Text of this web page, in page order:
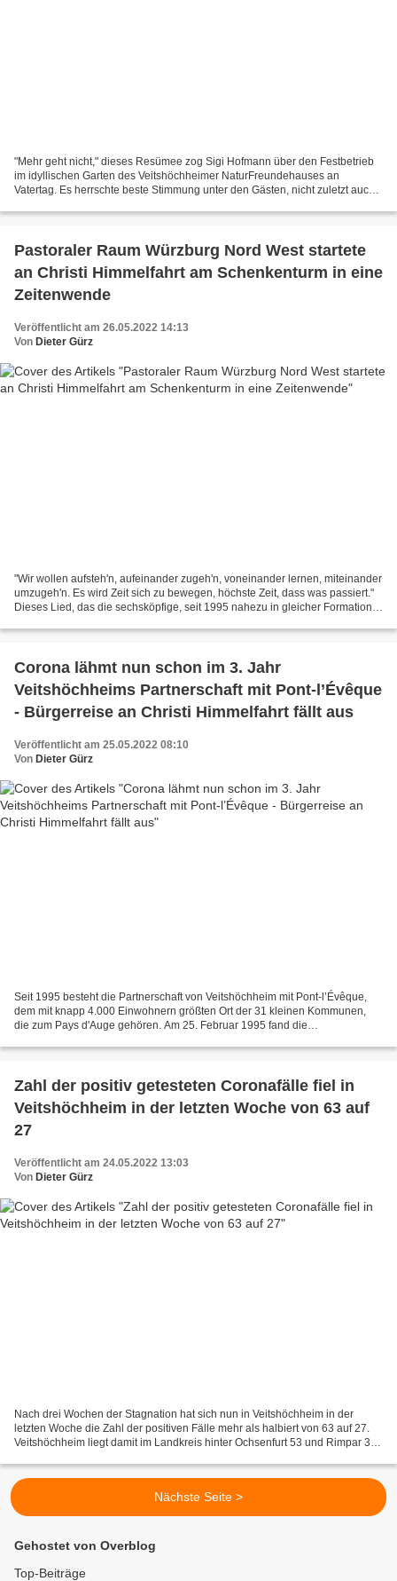
"Mehr geht nicht," dieses Resümee zog Sigi Hofmann über den Festbetrieb
im idyllischen Garten des Veitshöchheimer NaturFreundehauses an
Vatertag. Es herrschte beste Stimmung unter den Gästen, nicht zuletzt auch
Pastoraler Raum Würzburg Nord West startete
an Christi Himmelfahrt am Schenkenturm in eine
Zeitenwende
Veröffentlicht am 26.05.2022 14:13
Von Dieter Gürz
"Wir wollen aufsteh'n, aufeinander zugeh'n, voneinander lernen, miteinander
umzugeh'n. Es wird Zeit sich zu bewegen, höchste Zeit, dass was passiert."
Dieses Lied, das die sechsköpfige, seit 1995 nahezu in gleicher Formation
Corona lähmt nun schon im 3. Jahr
Veitshöchheims Partnerschaft mit Pont-l’Évêque
- Bürgerreise an Christi Himmelfahrt fällt aus
Veröffentlicht am 25.05.2022 08:10
Von Dieter Gürz
Seit 1995 besteht die Partnerschaft von Veitshöchheim mit Pont-l’Évêque,
dem mit knapp 4.000 Einwohnern größten Ort der 31 kleinen Kommunen,
die zum Pays d'Auge gehören. Am 25. Februar 1995 fand die
Zahl der positiv getesteten Coronafälle fiel in
Veitshöchheim in der letzten Woche von 63 auf
27
Veröffentlicht am 24.05.2022 13:03
Von Dieter Gürz
Nach drei Wochen der Stagnation hat sich nun in Veitshöchheim in der
letzten Woche die Zahl der positiven Fälle mehr als halbiert von 63 auf 27.
Veitshöchheim liegt damit im Landkreis hinter Ochsenfurt 53 und Rimpar 30
Nächste Seite >
Gehostet von Overblog
Top-Beiträge